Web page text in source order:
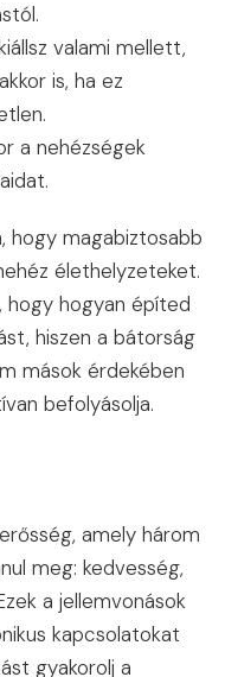
valami mellett,
is, ha ez
a nehézségek
hogy magabiztosabb
élethelyzeteket.
hogy hogyan építed
hiszen a bátorság
mások érdekében
befolyásolja.
amely három
meg: kedvesség,
a jellemvonások
kapcsolatokat
gyakorolj a